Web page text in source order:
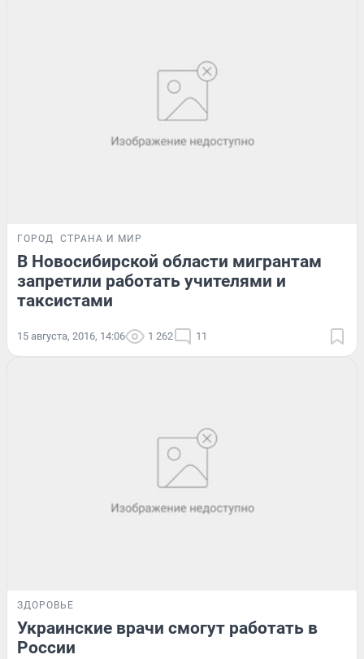
ГОРОД СТРАНА И МИР
В Новосибирской области мигрантам
запретили работать учителями и
таксистами
15 августа, 2016, 14:06 1 262 11
ЗДОРОВЬЕ
Украинские врачи смогут работать в
России